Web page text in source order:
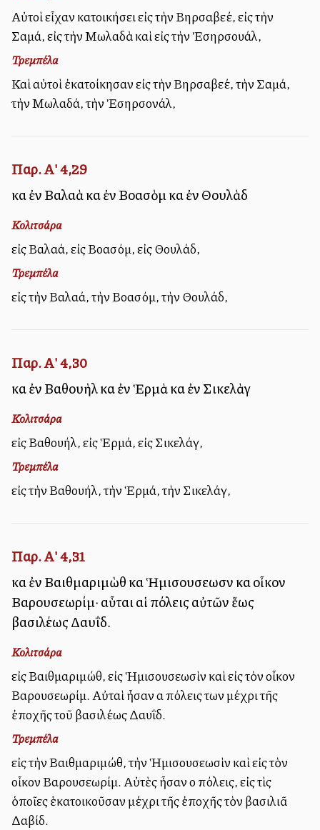
Αὐτοὶ εἶχαν κατοικήσει εἰς τὴν Βηρσαβεέ, εἰς τὴν
Σαμά, εἰς τὴν Μωλαδὰ καὶ εἰς τὴν Ἐσηρσουάλ,
Τρεμπέλα
Καὶ αὐτοὶ ἐκατοίκησαν εἰς τὴν Βηρσαβεέ, τὴν Σαμά,
τὴν Μωλαδά, τὴν Ἐσηρσονάλ,
Παρ. Α' 4,29
καὶ ἐν Βαλαὰ καὶ ἐν Βοασὸμ καὶ ἐν Θουλὰδ
Κολιτσάρα
εἰς Βαλαά, εἰς Βοασόμ, εἰς Θουλάδ,
Τρεμπέλα
εἰς τὴν Βαλαά, τὴν Βοασόμ, τὴν Θουλάδ,
Παρ. Α' 4,30
καὶ ἐν Βαθουὴλ καὶ ἐν Ἑρμὰ καὶ ἐν Σικελὰγ
Κολιτσάρα
εἰς Βαθουήλ, εἰς Ἑρμά, εἰς Σικελάγ,
Τρεμπέλα
εἰς τὴν Βαθουήλ, τὴν Ἑρμά, τὴν Σικελάγ,
Παρ. Α' 4,31
καὶ ἐν Βαιθμαριμὼθ καὶ Ἡμισουσεωσὶν καὶ οἶκον
Βαρουσεωρίμ· αὗται αἱ πόλεις αὐτῶν ἕως
βασιλέως Δαυΐδ.
Κολιτσάρα
εἰς Βαιθμαριμώθ, εἰς Ἡμισουσεωσὶν καὶ εἰς τὸν οἶκον
Βαρουσεωρίμ. Αὐταὶ ἦσαν αἱ πόλεις των μέχρι τῆς
ἐποχῆς τοῦ βασιλέως Δαυΐδ.
Τρεμπέλα
εἰς τὴν Βαιθμαριμώθ, τὴν Ἡμισουσεωσὶν καὶ εἰς τὸν
οἶκον Βαρουσεωρίμ. Αὐτὲς ἦσαν οἱ πόλεις, εἰς τὶς
ὁποῖες ἑκατοικοῦσαν μέχρι τῆς ἐποχῆς τὸν βασιλιᾶ
Δαβίδ.